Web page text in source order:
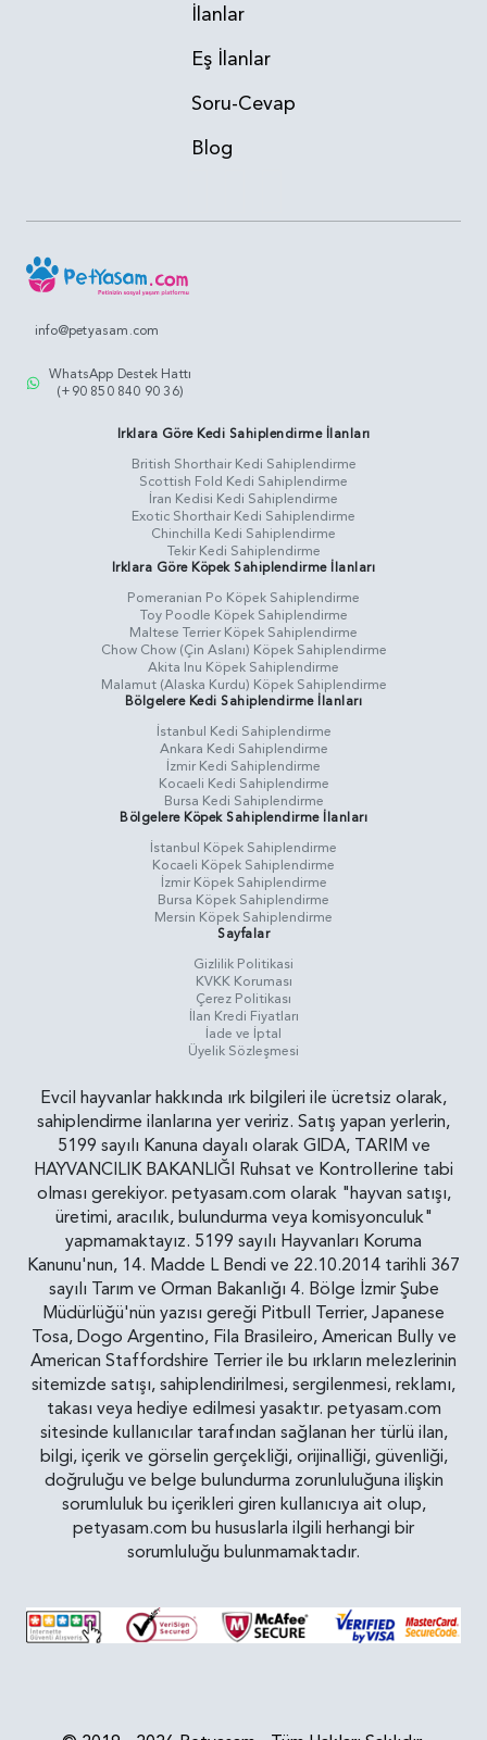
İlanlar
Eş İlanlar
Soru-Cevap
Blog
info@petyasam.com
WhatsApp Destek Hattı
(+90 850 840 90 36)
Irklara Göre Kedi Sahiplendirme İlanları
British Shorthair Kedi Sahiplendirme
Scottish Fold Kedi Sahiplendirme
İran Kedisi Kedi Sahiplendirme
Exotic Shorthair Kedi Sahiplendirme
Chinchilla Kedi Sahiplendirme
Tekir Kedi Sahiplendirme
Irklara Göre Köpek Sahiplendirme İlanları
Pomeranian Po Köpek Sahiplendirme
Toy Poodle Köpek Sahiplendirme
Maltese Terrier Köpek Sahiplendirme
Chow Chow (Çin Aslanı) Köpek Sahiplendirme
Akita Inu Köpek Sahiplendirme
Malamut (Alaska Kurdu) Köpek Sahiplendirme
Bölgelere Kedi Sahiplendirme İlanları
İstanbul Kedi Sahiplendirme
Ankara Kedi Sahiplendirme
İzmir Kedi Sahiplendirme
Kocaeli Kedi Sahiplendirme
Bursa Kedi Sahiplendirme
Bölgelere Köpek Sahiplendirme İlanları
İstanbul Köpek Sahiplendirme
Kocaeli Köpek Sahiplendirme
İzmir Köpek Sahiplendirme
Bursa Köpek Sahiplendirme
Mersin Köpek Sahiplendirme
Sayfalar
Gizlilik Politikasi
KVKK Koruması
Çerez Politikası
İlan Kredi Fiyatları
İade ve İptal
Üyelik Sözleşmesi
Evcil hayvanlar hakkında ırk bilgileri ile ücretsiz olarak,
sahiplendirme ilanlarına yer veririz. Satış yapan yerlerin,
5199 sayılı Kanuna dayalı olarak GIDA, TARIM ve
HAYVANCILIK BAKANLIĞI Ruhsat ve Kontrollerine tabi
olması gerekiyor. petyasam.com olarak "hayvan satışı,
üretimi, aracılık, bulundurma veya komisyonculuk"
yapmamaktayız. 5199 sayılı Hayvanları Koruma
Kanunu'nun, 14. Madde L Bendi ve 22.10.2014 tarihli 367
sayılı Tarım ve Orman Bakanlığı 4. Bölge İzmir Şube
Müdürlüğü'nün yazısı gereği Pitbull Terrier, Japanese
Tosa, Dogo Argentino, Fila Brasileiro, American Bully ve
American Staffordshire Terrier ile bu ırkların melezlerinin
sitemizde satışı, sahiplendirilmesi, sergilenmesi, reklamı,
takası veya hediye edilmesi yasaktır. petyasam.com
sitesinde kullanıcılar tarafından sağlanan her türlü ilan,
bilgi, içerik ve görselin gerçekliği, orijinalliği, güvenliği,
doğruluğu ve belge bulundurma zorunluluğuna ilişkin
sorumluluk bu içerikleri giren kullanıcıya ait olup,
petyasam.com bu hususlarla ilgili herhangi bir
sorumluluğu bulunmamaktadır.